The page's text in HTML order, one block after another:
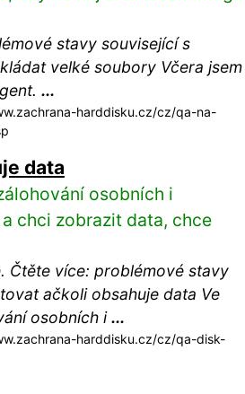
stavy související s
velké soubory Včera jsem
...
harddisku.cz/cz/qa-na-
data
osobních i
chci zobrazit data, chce
Čtěte více: problémové stavy
ačkoli obsahuje data Ve
osobních i...
harddisku.cz/cz/qa-disk-